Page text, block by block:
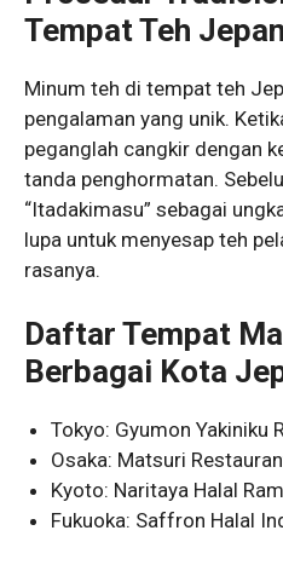
Tempat Teh
Minum teh di tempat teh
pengalaman yang unik.
peganglah cangkir dengan
tanda penghormatan.
“Itadakimasu” sebagai
lupa untuk menyesap teh
rasanya.
Daftar Tempat
Berbagai Kota
Tokyo: Gyumon Yakiniku
Osaka: Matsuri
Kyoto: Naritaya Halal
Fukuoka: Saffron Halal